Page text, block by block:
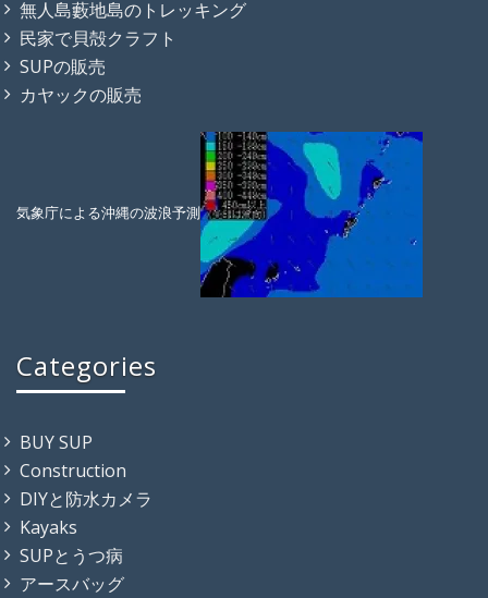
無人島藪地島のトレッキング
民家で貝殻クラフト
SUPの販売
カヤックの販売
気象庁による沖縄の波浪予測
Categories
BUY SUP
Construction
DIYと防水カメラ
Kayaks
SUPとうつ病
アースバッグ